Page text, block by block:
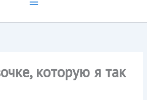
которую я так